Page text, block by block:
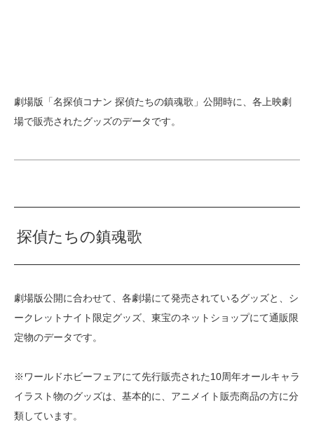
劇場版「名探偵コナン 探偵たちの鎮魂歌」公開時に、各上映劇
場で販売されたグッズのデータです。
探偵たちの鎮魂歌
劇場版公開に合わせて、各劇場にて発売されているグッズと、シ
ークレットナイト限定グッズ、東宝のネットショップにて通販限
定物のデータです。
※ワールドホビーフェアにて先行販売された10周年オールキャラ
イラスト物のグッズは、基本的に、アニメイト販売商品の方に分
類しています。